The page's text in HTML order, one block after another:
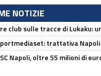
NOTIZIE
club sulle tracce di Lukaku:
trattativa
Napoli, oltre 55 milioni di